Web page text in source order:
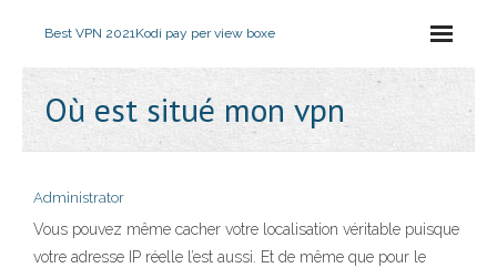
Best VPN 2021Kodi pay per view boxe
Où est situé mon vpn
Administrator
Vous pouvez même cacher votre localisation véritable puisque
votre adresse IP réelle l’est aussi. Et de même que pour le